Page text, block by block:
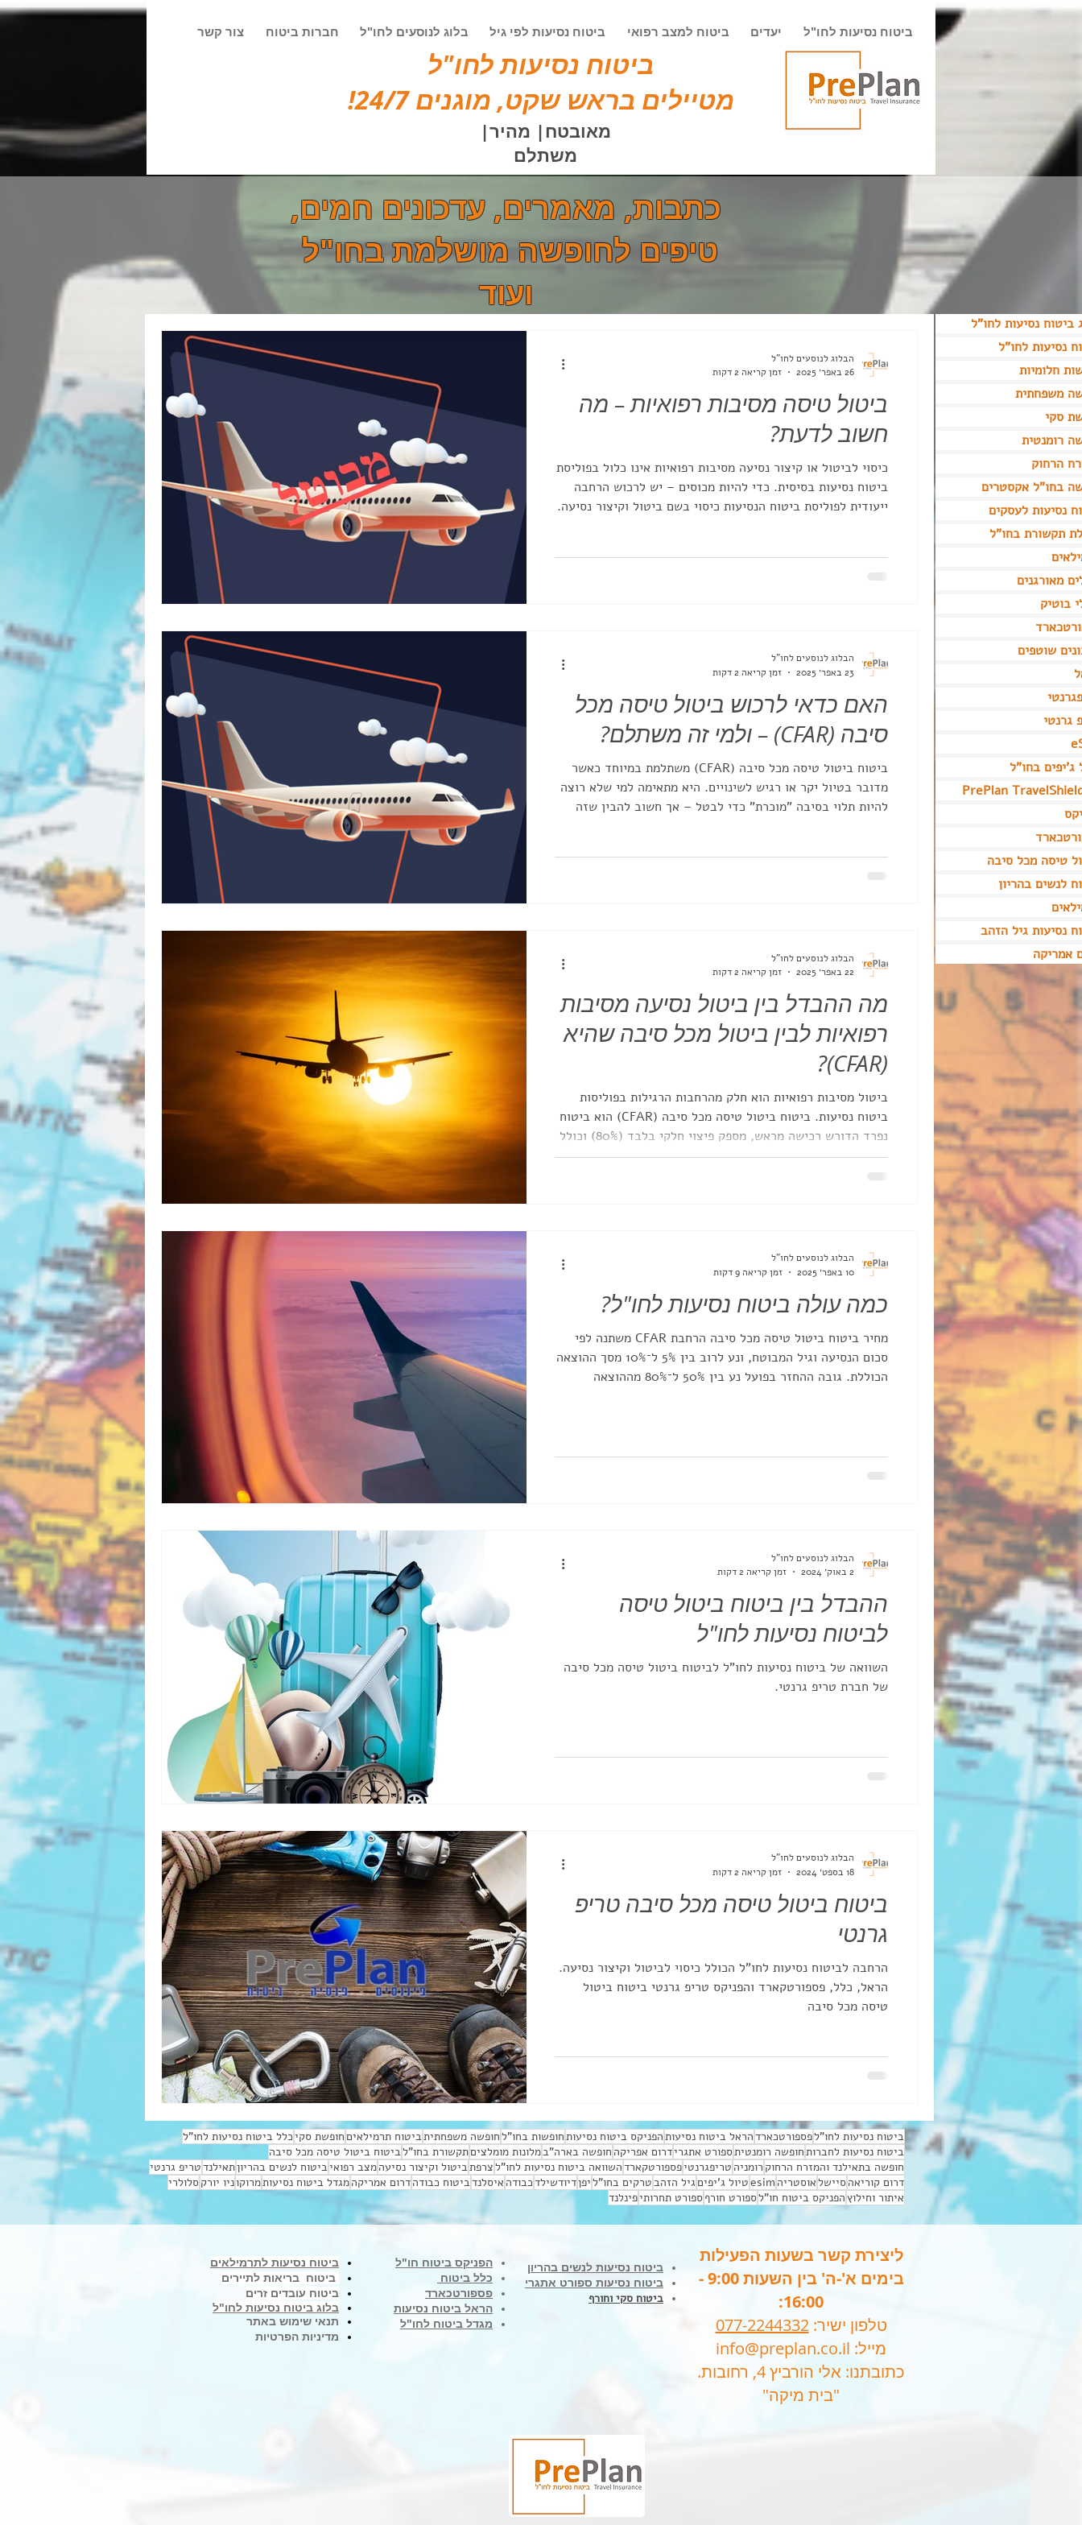
ביטוח נסיעות לחו"ל יעדים ביטוח למצב רפואי ביטוח נסיעות לפי גיל בלוג לנוסעים לחו"ל חברות ביטוח צור קשר
ביטוח נסיעות לחו"ל
מטיילים בראש שקט, מוגנים 24/7!
מאובטח| מהיר|
משתלם
כתבות, מאמרים, עדכונים חמים,
טיפים לחופשה מושלמת בחו"ל
ועוד
ביטוח נסיעות לחו"ל
נסיעות לחו"ל
חלומיות
משפחתית
סקי
רומנטית
הרחוק
בחו"ל אקסטרים
נסיעות לעסקים
תקשורת בחו"ל
מאורגנים
בוטיק
שוטפים
גרנטי
ג'יפים בחו"ל
PrePlan
טיסה מכל סיבה
לנשים בהריון
נסיעות גיל הזהב
אמריקה
ביטול טיסה מסיבות רפואיות – מה
חשוב לדעת?
כיסוי לביטול או קיצור נסיעה מסיבות רפואיות אינו כלול בפוליסת
ביטוח נסיעות בסיסית. כדי להיות מכוסים – יש לרכוש הרחבה
ייעודית לפוליסת ביטוח הנסיעות כיסוי בשם ביטול וקיצור נסיעה.
הבלוג לנוסעים לחו"ל
26 באפר׳ 2025
זמן קריאה 2 דקות
האם כדאי לרכוש ביטול טיסה מכל
סיבה (CFAR) – ולמי זה משתלם?
ביטוח ביטול טיסה מכל סיבה (CFAR) משתלמת במיוחד כאשר
מדובר בטיול יקר או רגיש לשינויים. היא מתאימה למי שלא רוצה
להיות תלוי בסיבה "מוכרת" כדי לבטל – אך חשוב להבין שזה
הבלוג לנוסעים לחו"ל
23 באפר׳ 2025
זמן קריאה 2 דקות
מה ההבדל בין ביטול נסיעה מסיבות
רפואיות לבין ביטול מכל סיבה שהיא
(CFAR)?
ביטול מסיבות רפואיות הוא חלק מהרחבות הרגילות בפוליסות
ביטוח נסיעות. ביטוח ביטול טיסה מכל סיבה (CFAR) הוא ביטוח
נפרד הדורש רכישה מראש, מספק פיצוי חלקי בלבד (80%) וכולל
תנאים מדויקים כמו מועד רכישה, הודעה מוקדמת והצהרה על כל
הבלוג לנוסעים לחו"ל
22 באפר׳ 2025
זמן קריאה 2 דקות
כמה עולה ביטוח נסיעות לחו"ל?
מחיר ביטוח ביטול טיסה מכל סיבה הרחבת CFAR משתנה לפי
סכום הנסיעה וגיל המבוטח, ונע לרוב בין 5% ל־10% מסך ההוצאה
הכוללת. גובה ההחזר בפועל נע בין 50% ל־80% מההוצאה
הבלוג לנוסעים לחו"ל
10 באפר׳ 2025
זמן קריאה 9 דקות
ההבדל בין ביטוח ביטול טיסה
לביטוח נסיעות לחו"ל
השוואה של ביטוח נסיעות לחו"ל לביטוח ביטול טיסה מכל סיבה
של חברת טריפ גרנטי.
הבלוג לנוסעים לחו"ל
2 באוק׳ 2024
זמן קריאה 2 דקות
ביטוח ביטול טיסה מכל סיבה טריפ
גרנטי
הרחבה לביטוח נסיעות לחו"ל הכולל כיסוי לביטול וקיצור נסיעה.
הראל, כלל, פספורטקארד והפניקס טריפ גרנטי ביטוח ביטול
טיסה מכל סיבה
הבלוג לנוסעים לחו"ל
18 בספט׳ 2024
זמן קריאה 2 דקות
ביטוח נסיעות לחו"לפספורטכארדהראל ביטוח נסיעותהפניקס ביטוח נסיעותחופשות בחו"לחופשה משפחתיתביטוח תרמילאיםחופשת סקיכלל ביטוח נסיעות לחו"ל
ביטוח נסיעות לחברותחופשה רומנטיתספורט אתגרידרום אפריקה חופשה בארה"במלונות מומלציםתקשורת בחו"לביטוח ביטול טיסה מכל סיבה
חופשה בתאילנד והמזרח הרחוק רומניה טריפגרנטיפספורטקארדהשוואה ביטוח נסיעות לחו"לצרפתביטול וקיצור נסיעהמצב רפואיביטוח לנשים בהריוןתאילנדטריפ גרנטי
דרום קוריאהסיישלאוסטריה esimטיול ג'יפיםגיל הזהבטרקים בחו"ליפןדיודשילדכבודה איסלנדביטוח כבודהדרום אמריקהמגדל ביטוח נסיעותמרוקוניו יורקסלולרי
איתור וחילוץהפניקס ביטוח חו"לספורט חורףספורט תחרותיפינלנד
ליצירת קשר בשעות הפעילות
בימים א'-ה' בין השעות 9:00 -
16:00:
טלפון ישיר:077-2244332
מייל: info@preplan.co.il
כתובתנו: אלי הורביץ 4, רחובות.
"בית מיקה"
ביטוח נסיעות לנשים בהריון
ביטוח נסיעות ספורט אתגרי
ביטוח סקי וחורף
הפניקס ביטוח חו"ל
כלל ביטוח
פספורטכארד
הראל ביטוח נסיעות
מגדל ביטוח לחו"ל
ביטוח נסיעות לתרמילאים
ביטוח בריאות לתיירים
ביטוח עובדים זרים
בלוג ביטוח נסיעות לחו"ל
תנאי שימוש באתר
מדיניות הפרטיות